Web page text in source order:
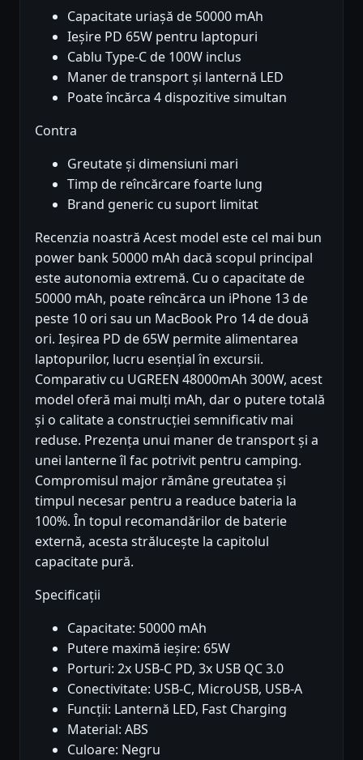
Capacitate uriașă de 50000 mAh
Ieșire PD 65W pentru laptopuri
Cablu Type-C de 100W inclus
Maner de transport și lanternă LED
Poate încărca 4 dispozitive simultan
Contra
Greutate și dimensiuni mari
Timp de reîncărcare foarte lung
Brand generic cu suport limitat
Recenzia noastră Acest model este cel mai bun
power bank 50000 mAh dacă scopul principal
este autonomia extremă. Cu o capacitate de
50000 mAh, poate reîncărca un iPhone 13 de
peste 10 ori sau un MacBook Pro 14 de două
ori. Ieșirea PD de 65W permite alimentarea
laptopurilor, lucru esențial în excursii.
Comparativ cu UGREEN 48000mAh 300W, acest
model oferă mai mulți mAh, dar o putere totală
și o calitate a construcției semnificativ mai
reduse. Prezența unui maner de transport și a
unei lanterne îl fac potrivit pentru camping.
Compromisul major rămâne greutatea și
timpul necesar pentru a readuce bateria la
100%. În topul recomandărilor de baterie
externă, acesta strălucește la capitolul
capacitate pură.
Specificații
Capacitate: 50000 mAh
Putere maximă ieșire: 65W
Porturi: 2x USB-C PD, 3x USB QC 3.0
Conectivitate: USB-C, MicroUSB, USB-A
Funcții: Lanternă LED, Fast Charging
Material: ABS
Culoare: Negru